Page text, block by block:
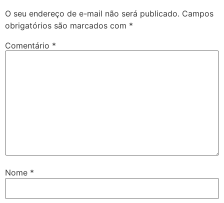
O seu endereço de e-mail não será publicado. Campos
obrigatórios são marcados com *
Comentário *
Nome *